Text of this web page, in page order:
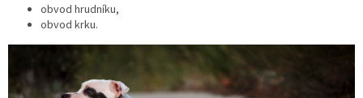
obvod hrudníku,
obvod krku.